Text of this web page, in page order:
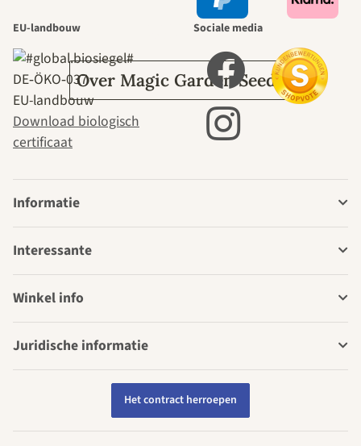
tuin.
Over Magic Garden Seeds
EU-landbouw
DE‑ÖKO‑037
EU-landbouw
Download biologisch
certificaat
Sociale media
Informatie
Interessante
Winkel info
Juridische informatie
Het contract herroepen